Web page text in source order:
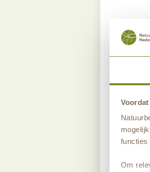
functies
Om